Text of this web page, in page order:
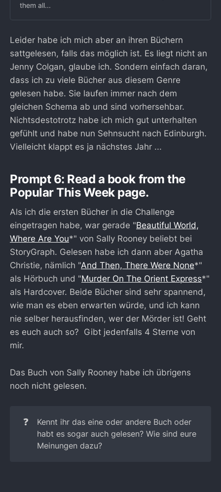
them all...
Leider habe ich mich aber an ihren Büchern
sattgelesen, falls das möglich ist. Es liegt nicht an
Jenny Colgan, glaube ich. Sondern einfach daran,
dass ich zu viele Bücher aus diesem Genre
gelesen habe. Sie laufen immer nach dem
gleichen Schema ab und sind vorhersehbar.
Nichtsdestotrotz habe ich mich gut unterhalten
gefühlt und habe nun Sehnsucht nach Edinburgh.
Vielleicht klappt es ja nächstes Jahr ...
Prompt 6: Read a book from the
Popular This Week page.
Als ich die ersten Bücher in die Challenge
eingetragen habe, war gerade "Beautiful World,
Where Are You*" von Sally Rooney beliebt bei
StoryGraph. Gelesen habe ich dann aber Agatha
Christie, nämlich "And Then, There Were None*"
als Hörbuch und "Murder On The Orient Express*"
als Hardcover. Beide Bücher sind sehr spannend,
wie man es eben erwarten würde, und ich kann
nie selber herausfinden, wer der Mörder ist! Geht
es euch auch so? Gibt jedenfalls 4 Sterne von
mir.
Das Buch von Sally Rooney habe ich übrigens
noch nicht gelesen.
❓
Kennt ihr das eine oder andere Buch oder
habt es sogar auch gelesen? Wie sind eure
Meinungen dazu?